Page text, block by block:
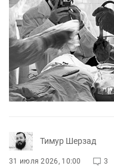
Тимур Шерзад
31 июля 2026, 10:00 3